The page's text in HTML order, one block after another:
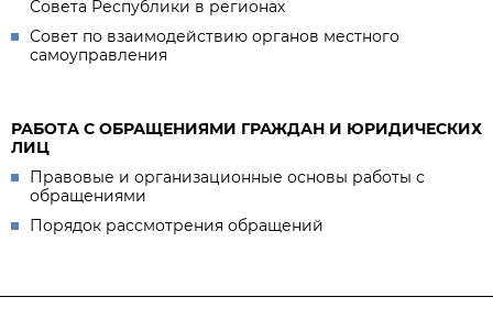
Совета Республики в регионах
Совет по взаимодействию органов местного
самоуправления
РАБОТА С ОБРАЩЕНИЯМИ ГРАЖДАН И ЮРИДИЧЕСКИХ
ЛИЦ
Правовые и организационные основы работы с
обращениями
Порядок рассмотрения обращений